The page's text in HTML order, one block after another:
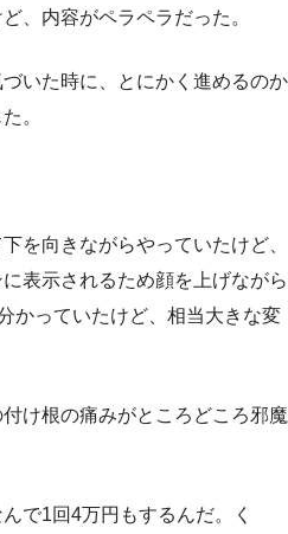
、内容がペラペラだった。
いた時に、とにかく進めるのか
。
を向きながらやっていたけど、
表示されるため顔を上げながら
かっていたけど、相当大きな変
け根の痛みがところどころ邪魔
で1回4万円もするんだ。く